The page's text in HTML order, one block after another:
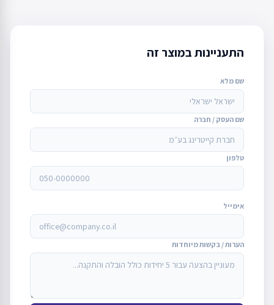
התעניינות במוצר זה
שם מלא
שם העסק / חברה
טלפון
אימייל
הערות / בקשות מיוחדות